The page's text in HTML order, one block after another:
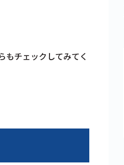
もチェックしてみてく